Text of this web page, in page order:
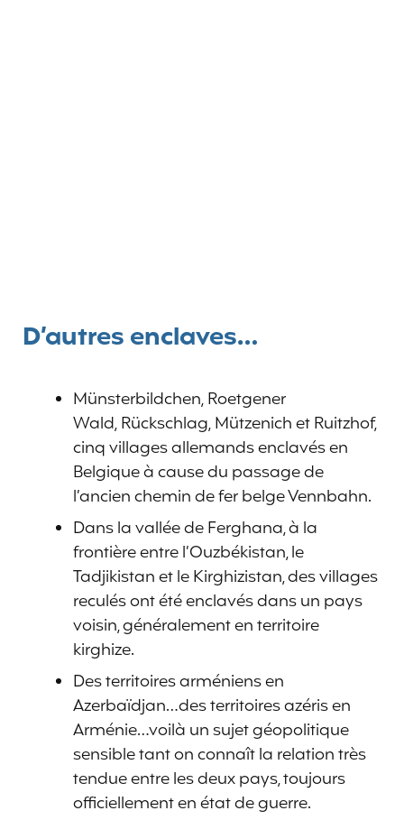
D’autres enclaves…
Münsterbildchen, Roetgener
Wald, Rückschlag, Mützenich et Ruitzhof,
cinq villages allemands enclavés en
Belgique à cause du passage de
l’ancien chemin de fer belge Vennbahn.
Dans la vallée de Ferghana, à la
frontière entre l’Ouzbékistan, le
Tadjikistan et le Kirghizistan, des villages
reculés ont été enclavés dans un pays
voisin, généralement en territoire
kirghize.
Des territoires arméniens en
Azerbaïdjan…des territoires azéris en
Arménie…voilà un sujet géopolitique
sensible tant on connaît la relation très
tendue entre les deux pays, toujours
officiellement en état de guerre.